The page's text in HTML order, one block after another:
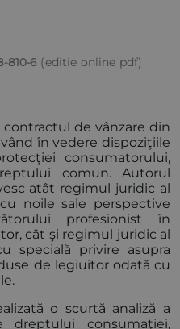
810-6 (editie online pdf)
de vânzare din
în vedere dispoziţiile
consumatorului,
comun. Autorul
atât regimul juridic al
noile sale perspective
profesionist în
cât şi regimul juridic al
specială privire asupra
de legiuitor odată cu
o scurtă analiză a
dreptului consumaţiei,